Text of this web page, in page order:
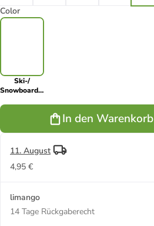
Color
Ski-/
Snowboardjacke
In den
11. August
4,95 €
limango
14 Tage Rückgaberecht